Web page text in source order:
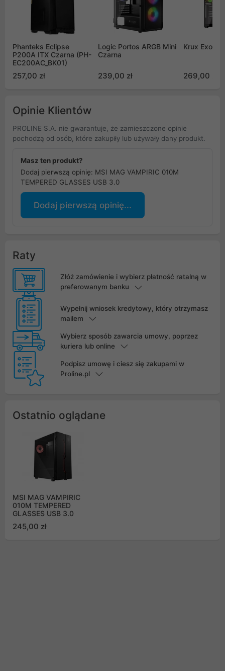
Phanteks Eclipse
P200A ITX Czarna (PH-
EC200AC_BK01)
257,00 zł
Logic Portos ARGB Mini
Czarna
239,00 zł
Krux Exo
269,00 zł
Opinie Klientów
PROLINE S.A. nie gwarantuje, że zamieszczone opinie
pochodzą od osób, które zakupiły lub używały dany produkt.
Masz ten produkt?
Dodaj pierwszą opinię: MSI MAG VAMPIRIC 010M
TEMPERED GLASSES USB 3.0
Dodaj pierwszą opinię...
Raty
Złóż zamówienie i wybierz płatność ratalną w
preferowanym banku
Wypełnij wniosek kredytowy, który otrzymasz
mailem
Wybierz sposób zawarcia umowy, poprzez
kuriera lub online
Podpisz umowę i ciesz się zakupami w
Proline.pl
Ostatnio oglądane
MSI MAG VAMPIRIC
010M TEMPERED
GLASSES USB 3.0
245,00 zł